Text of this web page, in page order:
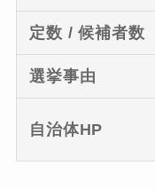
定数 / 候補者数
選挙事由
自治体HP